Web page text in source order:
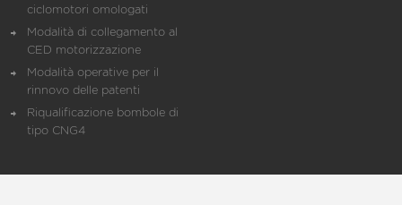
ciclomotori omologati
Modalità di collegamento al
CED motorizzazione
Modalità operative per il
rinnovo delle patenti
Riqualificazione bombole di
tipo CNG4